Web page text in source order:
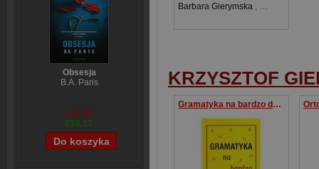
Obsesja
B.A. Paris
€12,66
€10,17
Barbara Gierymska
KRZYSZTOF
Gramatyka na bardzo dobry